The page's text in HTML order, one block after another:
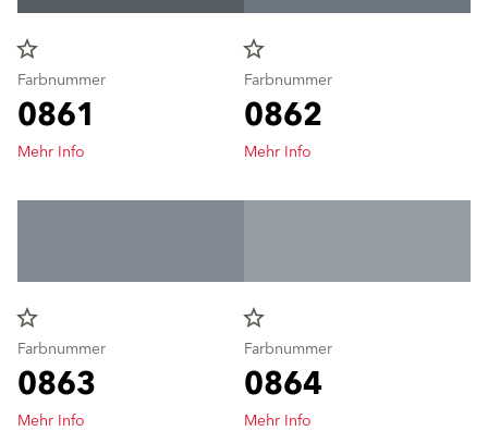
star_border
Farbnummer
0861
Mehr Info
star_border
Farbnummer
0862
Mehr Info
star_border
Farbnummer
0863
Mehr Info
star_border
Farbnummer
0864
Mehr Info